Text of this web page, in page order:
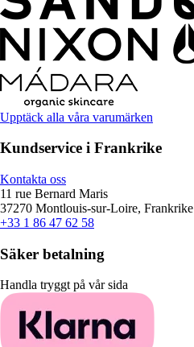
Upptäck alla våra varumärken
Kundservice i Frankrike
Kontakta oss
11 rue Bernard Maris
37270 Montlouis-sur-Loire, Frankrike
+33 1 86 47 62 58
Säker betalning
Handla tryggt på vår sida